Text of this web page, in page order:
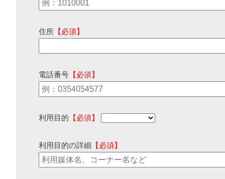
住所 【必須】
電話番号 【必須】
利用目的 【必須】
利用目的の詳細 【必須】